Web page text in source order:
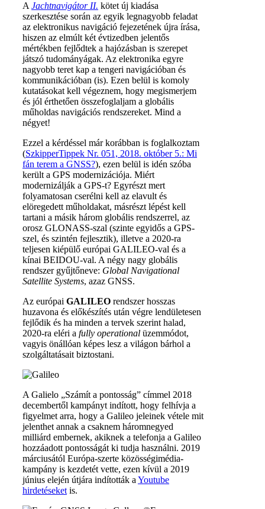
A Jachtnavigátor II. kötet új kiadása
szerkesztése során az egyik legnagyobb feladat
az elektronikus navigáció fejezetének újra írása,
hiszen az elmúlt két évtizedben jelentős
mértékben fejlődtek a hajózásban is szerepet
játszó tudományágak. Az elektronika egyre
nagyobb teret kap a tengeri navigációban és
kommunikációban (is). Ezen belül is komoly
kutatásokat kell végeznem, hogy megismerjem
és jól érthetően összefoglaljam a globális
műholdas navigációs rendszereket. Mind a
négyet!
Ezzel a kérdéssel már korábban is foglalkoztam
(SzkipperTippek Nr. 051, 2018. október 5.: Mi
fán terem a GNSS?), ezen belül is idén szóba
került a GPS modernizációja. Miért
modernizálják a GPS-t? Egyrészt mert
folyamatosan cserélni kell az elavult és
elöregedett műholdakat, másrészt lépést kell
tartani a másik három globális rendszerrel, az
orosz GLONASS-szal (szinte egyidős a GPS-
szel, és szintén fejlesztik), illetve a 2020-ra
teljesen kiépülő európai GALILEO-val és a
kínai BEIDOU-val. A négy nagy globális
rendszer gyűjtőneve: Global Navigational
Satellite Systems, azaz GNSS.
Az európai GALILEO rendszer hosszas
huzavona és előkészítés után végre lendületesen
fejlődik és ha minden a tervek szerint halad,
2020-ra eléri a fully operational üzemmódot,
vagyis önállóan képes lesz a világon bárhol a
szolgáltatásait biztostani.
A Galielo „Számít a pontosság” címmel 2018
decembertől kampányt indított, hogy felhívja a
figyelmet arra, hogy a Galileo jeleinek vétele mit
jelenthet annak a csaknem háromnegyed
milliárd embernek, akiknek a telefonja a Galileo
hozzáadott pontosságát ki tudja használni. 2019
márciusától Európa-szerte közösségimédia-
kampány is kezdetét vette, ezen kívül a 2019
június elején útjára indították a Youtube
hirdetéseket is.